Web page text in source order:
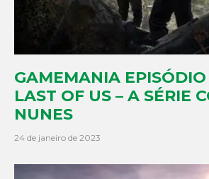
GAMEMANIA EPISÓDIO
LAST OF US – A SÉRIE
NUNES
24 de janeiro de 2023